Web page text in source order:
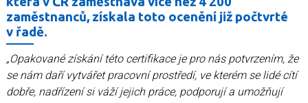
zaměstnanců, získala toto ocenění již počtvrté
v řadě.
„Opakované získání této certifikace je pro nás potvrzením, že
se nám daří vytvářet pracovní prostředí, ve kterém se lidé cítí
dobře, nadřízení si váží jejich práce, podporují a umožňují